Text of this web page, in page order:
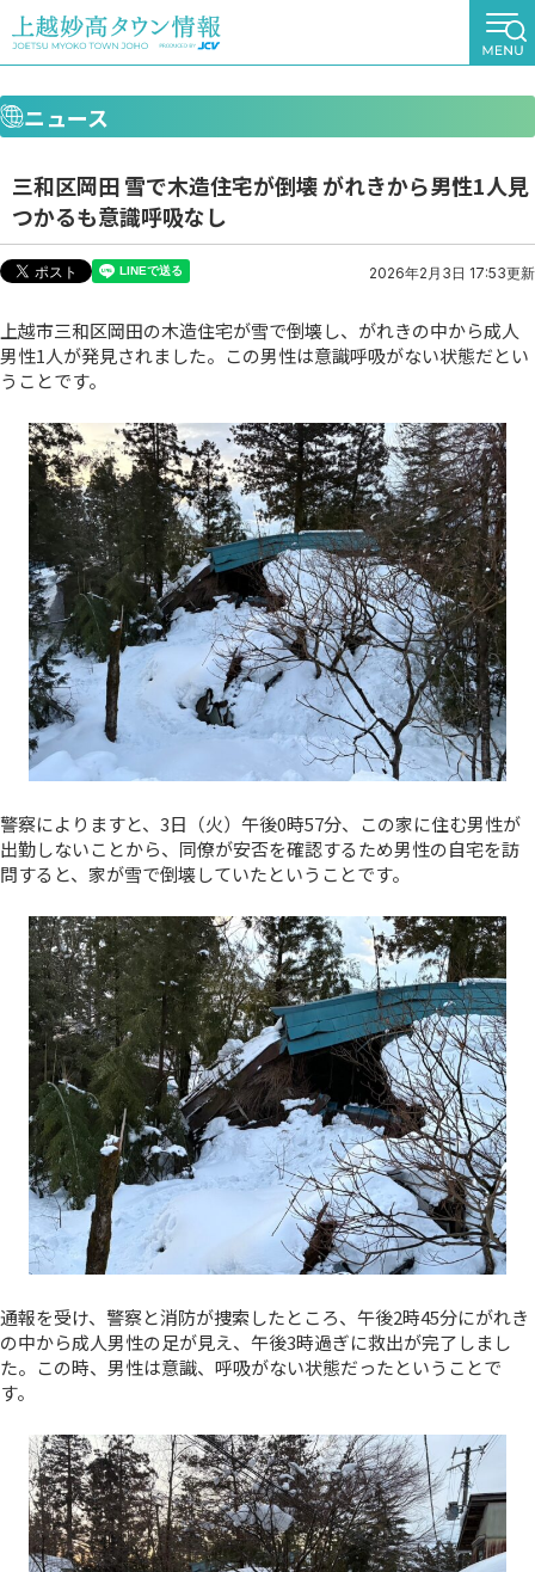
ニュース
三和区岡田 雪で木造住宅が倒壊 がれきから男性1人見
つかるも意識呼吸なし
2026年2月3日 17:53更新
上越市三和区岡田の木造住宅が雪で倒壊し、がれきの中から成人
男性1人が発見されました。この男性は意識呼吸がない状態だとい
うことです。
警察によりますと、3日（火）午後0時57分、この家に住む男性が
出勤しないことから、同僚が安否を確認するため男性の自宅を訪
問すると、家が雪で倒壊していたということです。
通報を受け、警察と消防が捜索したところ、午後2時45分にがれき
の中から成人男性の足が見え、午後3時過ぎに救出が完了しまし
た。この時、男性は意識、呼吸がない状態だったということで
す。